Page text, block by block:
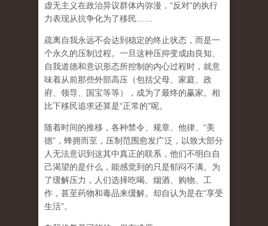
虚无主义在政治异议群体内弥漫， “反对”的执行
力表现从抗争化为了移民
疏离自我永远不会达到稳定的终止状态，而是一
个永久的压制过程。一旦这种压抑变成由良知、
自我道德和意识形态所控制的内心过程时，就意
味着从前那些外部高压（包括父母、家庭、政
府、领导、国宝等等），成为了最终的赢家。相
比下移民追求还算是“正常的”呢。
随着时间的推移，各种禁令、规章、他律、 “美
德” ，蜂拥而至，压制范围愈发广泛，以致大部分
人无法意识到这其中真正的联系，他们不明白自
己渴望的是什么，能感觉到的只是郁闷不满。为
了缓解压力，人们选择吃喝、烟酒、购物、工
作，甚至药物和毒品来缓解。却自认为是在“享受
生活”。